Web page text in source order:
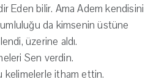
Eden bilir. Ama Adem kendisini
da kimsenin üstüne
üzerine aldı.
Sen verdin.
kelimelerle itham ettin.